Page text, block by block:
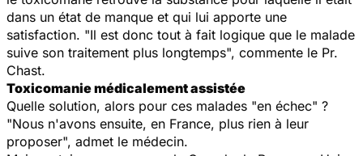
dans un état de manque et qui lui apporte une
satisfaction. "Il est donc tout à fait logique que le malade
suive son traitement plus longtemps", commente le Pr.
Chast.
Toxicomanie médicalement assistée
Quelle solution, alors pour ces malades "en échec" ?
"Nous n'avons ensuite, en France, plus rien à leur
proposer", admet le médecin.